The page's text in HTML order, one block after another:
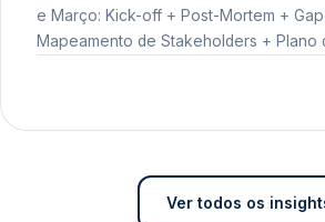
e Março: Kick-off + Post-Mortem + Gap
Mapeamento de Stakeholders + Plano
Ver todos os